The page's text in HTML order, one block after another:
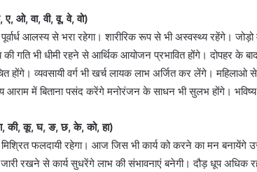
ओ, वा, वी, वू, वे, वो)
आलस्य से भरा रहेगा। शारीरिक रूप से भी अस्वस्थ्य रहेंगे।
की गति भी धीमी रहने से आर्थिक आयोजन प्रभावित होंगे। दोपहर के
होंगे। व्यवसायी वर्ग भी खर्च लायक लाभ अर्जित कर लेंगे।
आराम में बिताना पसंद करेंगे मनोरंजन के साधन भी सुलभ होंगे।
की, कू, घ, ङ, छ, के, को, हा)
फलदायी रहेगा। आज जिस भी कार्य को करने का मन बनायेंगे
रखने से कार्य सुधरेंगे लाभ की संभावनाएं बनेगी। दौड़ धूप अधिक